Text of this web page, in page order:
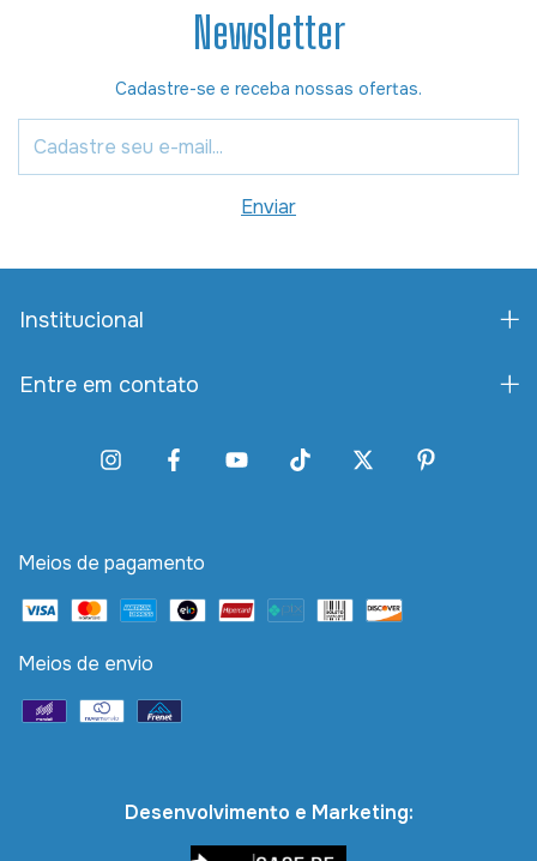
Newsletter
Cadastre-se e receba nossas ofertas.
Institucional
Entre em contato
Meios de pagamento
Meios de envio
Desenvolvimento e Marketing: